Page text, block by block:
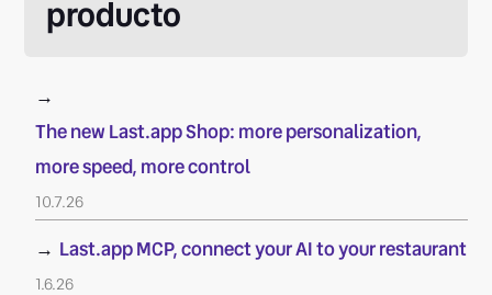
producto
→
The new Last.app Shop: more personalization,
more speed, more control
10.7.26
→ Last.app MCP, connect your AI to your restaurant
1.6.26